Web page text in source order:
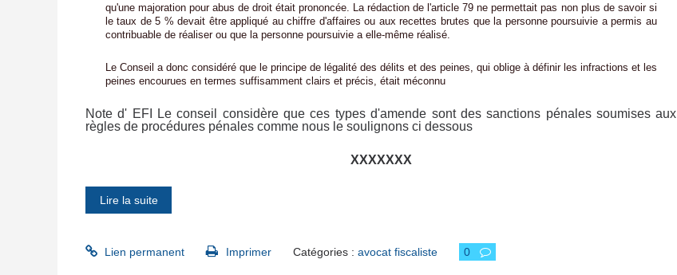
qu'une majoration pour abus de droit était prononcée. La rédaction de l'article 79 ne permettait pas non plus de savoir si
le taux de 5 % devait être appliqué au chiffre d'affaires ou aux recettes brutes que la personne poursuivie a permis au
contribuable de réaliser ou que la personne poursuivie a elle-même réalisé.
Le Conseil a donc considéré que le principe de légalité des délits et des peines, qui oblige à définir les infractions et les
peines encourues en termes suffisamment clairs et précis, était méconnu
Note d' EFI Le conseil considère que ces types d'amende sont des sanctions pénales soumises aux
règles de procédures pénales comme nous le soulignons ci dessous
XXXXXXX
Lire la suite
Lien permanent Imprimer Catégories : avocat fiscaliste 0